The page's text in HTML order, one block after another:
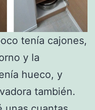
tenía cajones,
y la
hueco, y
también.